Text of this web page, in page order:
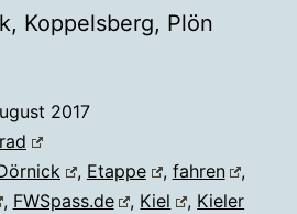
Koppelsberg, Plön
2017
, Etappe , fahren
,
, FWSpass.de , Kiel , Kieler